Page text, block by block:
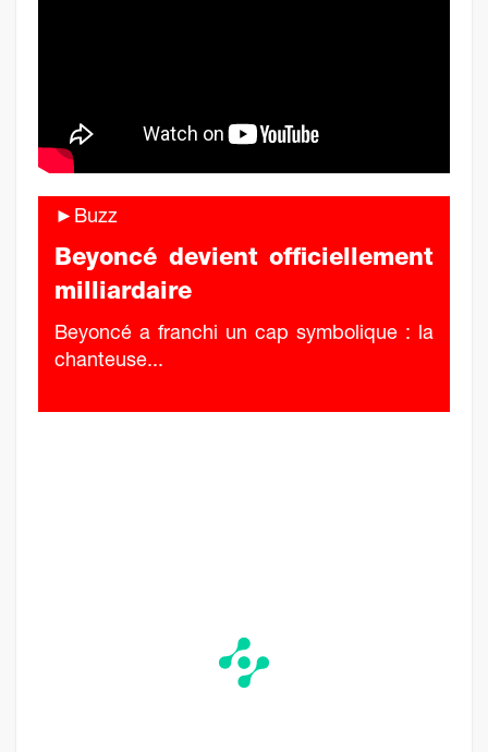
►Buzz
Beyoncé devient officiellement
milliardaire
Beyoncé a franchi un cap symbolique : la
chanteuse...